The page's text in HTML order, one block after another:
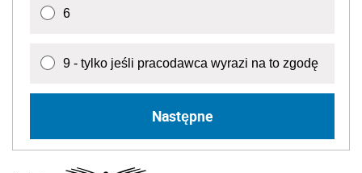
6
9 - tylko jeśli pracodawca wyrazi na to zgodę
Następne